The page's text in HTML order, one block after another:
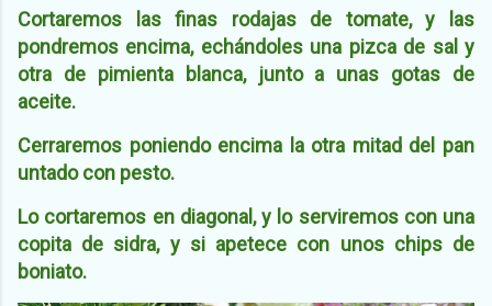
Cortaremos las finas rodajas de tomate, y las
pondremos encima, echándoles una pizca de sal y
otra de pimienta blanca, junto a unas gotas de
aceite.
Cerraremos poniendo encima la otra mitad del pan
untado con pesto.
Lo cortaremos en diagonal, y lo serviremos con una
copita de sidra, y si apetece con unos chips de
boniato.